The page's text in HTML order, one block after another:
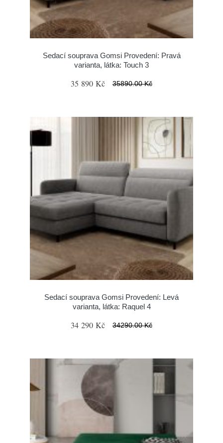
Sedací souprava Gomsi Provedení: Pravá
varianta, látka: Touch 3
35 890 Kč 35890.00 Kč
Sedací souprava Gomsi Provedení: Levá
varianta, látka: Raquel 4
34 290 Kč 34290.00 Kč